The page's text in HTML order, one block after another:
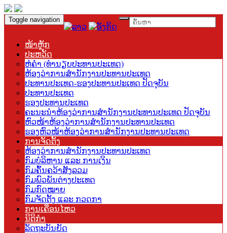
Toggle navigation
ໜ້າຫຼັກ
ປະຫວັດ
ຫໍຄຳ (ທຳນຽບປະທານປະເທດ)
ຫ້ອງວ່າການສຳນັກງານປະທານປະເທດ
ປະທານປະເທດ-ຮອງປະທານປະເທດ ປັດຈຸບັນ
ປະທານປະເທດ
ຮອງປະທານປະເທດ
ຄະນະນຳຫ້ອງວ່າການສຳນັກງານປະທານປະເທດ ປັດຈຸບັນ
ຫົວໜ້າຫ້ອງວ່າການສຳນັກງານປະທານປະເທດ
ຮອງຫົວໜ້າຫ້ອງວ່າການສຳນັກງານປະທານປະເທດ
ການຈັດຕັ້ງ
ຫ້ອງວ່າການສຳນັກງານປະທານປະເທດ
ກົມບໍລິຫານ ແລະ ການເງິນ
ກົມຄົ້ນຄວ້າສັງລວມ
ກົມພົວພັນຕ່າງປະເທດ
ກົມກົດໝາຍ
ກົມຈັດຕັ້ງ ແລະ ກວດກາ
ການເຄື່ອນໄຫວ
ນິຕິກຳ
ລັດຖະບັນຍັດ